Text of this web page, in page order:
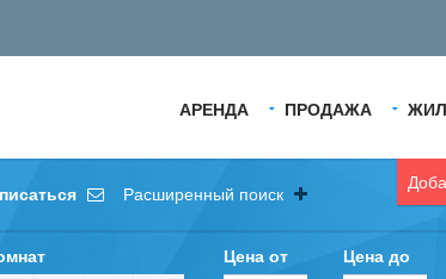
АРЕНДА ПРОДАЖА
Расширенный поиск
Цена от Цена до